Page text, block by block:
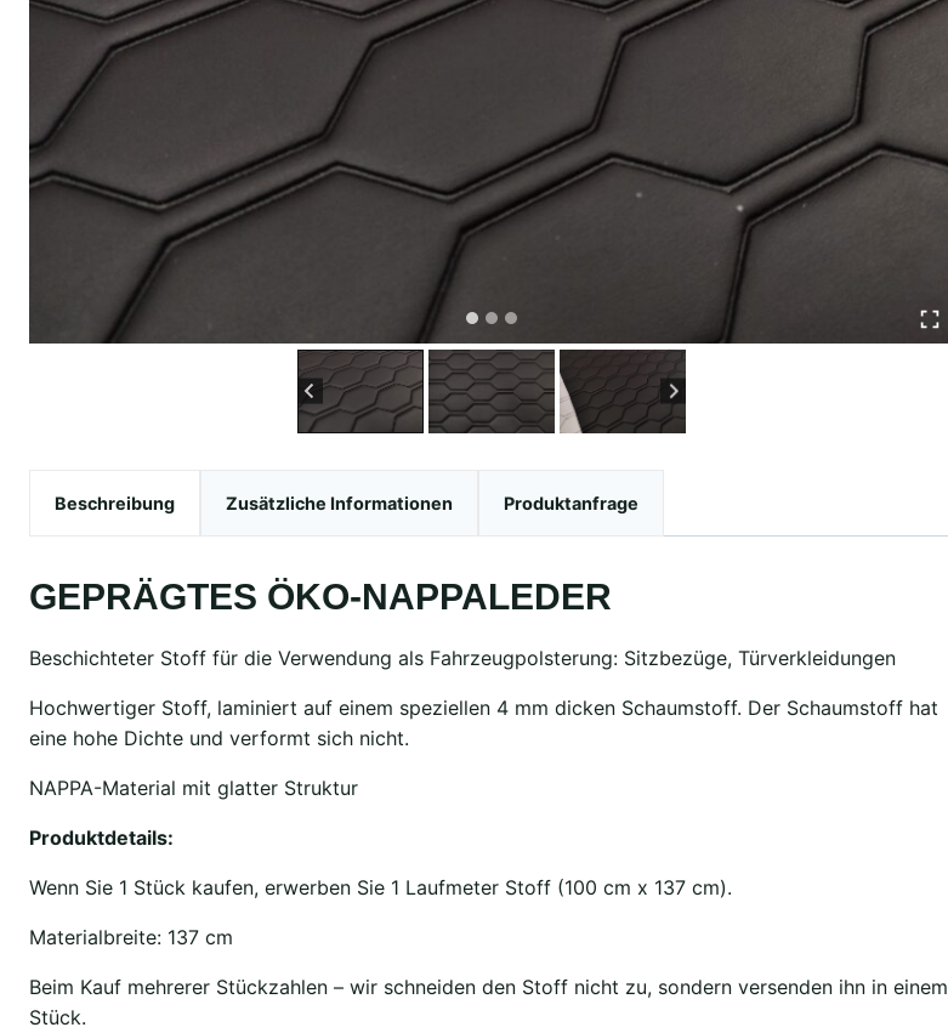
Beschreibung Zusätzliche Informationen Produktanfrage
GEPRÄGTES ÖKO-NAPPALEDER
Beschichteter Stoff für die Verwendung als Fahrzeugpolsterung: Sitzbezüge, Türverkleidungen
Hochwertiger Stoff, laminiert auf einem speziellen 4 mm dicken Schaumstoff. Der Schaumstoff hat
eine hohe Dichte und verformt sich nicht.
NAPPA-Material mit glatter Struktur
Produktdetails:
Wenn Sie 1 Stück kaufen, erwerben Sie 1 Laufmeter Stoff (100 cm x 137 cm).
Materialbreite: 137 cm
Beim Kauf mehrerer Stückzahlen – wir schneiden den Stoff nicht zu, sondern versenden ihn in einem
Stück.